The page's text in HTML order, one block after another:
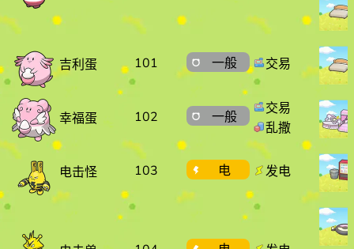
吉利蛋 101 一般 交易
幸福蛋 102 一般
交易
乱撒
电击怪 103 电 发电